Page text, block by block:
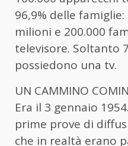
96,9% delle
milioni e 200.000
televisore. Soltanto
possiedono una tv.
UN CAMMINO
Era il 3 gennaio
prime prove di
che in realtà erano